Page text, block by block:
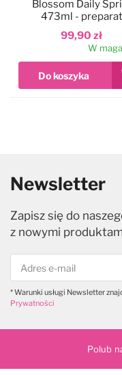
Legowiska
Kocyki
Smycze
Obroże
Szelki
Ubranka dla psów
Antystatyki
Do oczu
Do łap
Do stylizacji
Do koloryzacji
Poprawiające kolor
Szczotki
Trymowanie
Higiena jamy ustnej
Akcesoria
Literatura
Odzież groomerska
Czystość i dezynfekcja
Polecane karmy dla
99,90 zł
Blossom Daily
473ml - preparat
odżywiający i
odświeżający
zwierząt, o zapachu
wiśni
W
Newsletter
Zapisz się do
z nowymi
* Warunki usługi Newsletter
Prywatności
Polub